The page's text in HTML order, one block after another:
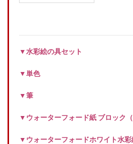
▼水彩絵の具セット
▼単色
▼筆
▼ウォーターフォード紙 ブロック（
▼ウォーターフォードホワイト水彩